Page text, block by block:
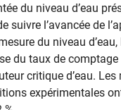
du niveau d’eau
suivre l’avancée de
du niveau
du taux de
critique d’eau.
expérimentales